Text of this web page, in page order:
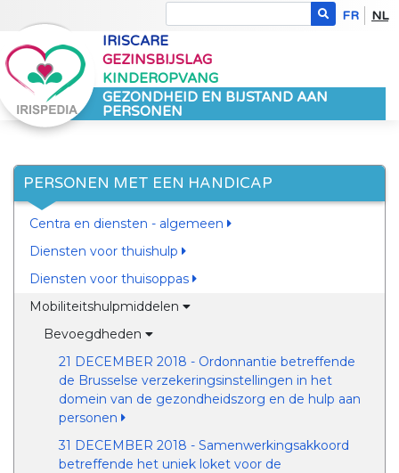
FR NL
IRISCARE
GEZINSBIJSLAG
KINDEROPVANG
GEZONDHEID EN BIJSTAND AAN
PERSONEN
PERSONEN MET EEN HANDICAP
Centra en diensten - algemeen
Diensten voor thuishulp
Diensten voor thuisoppas
Mobiliteitshulpmiddelen
Bevoegdheden
21 DECEMBER 2018 - Ordonnantie betreffende
de Brusselse verzekeringsinstellingen in het
domein van de gezondheidszorg en de hulp aan
personen
31 DECEMBER 2018 - Samenwerkingsakkoord
betreffende het uniek loket voor de